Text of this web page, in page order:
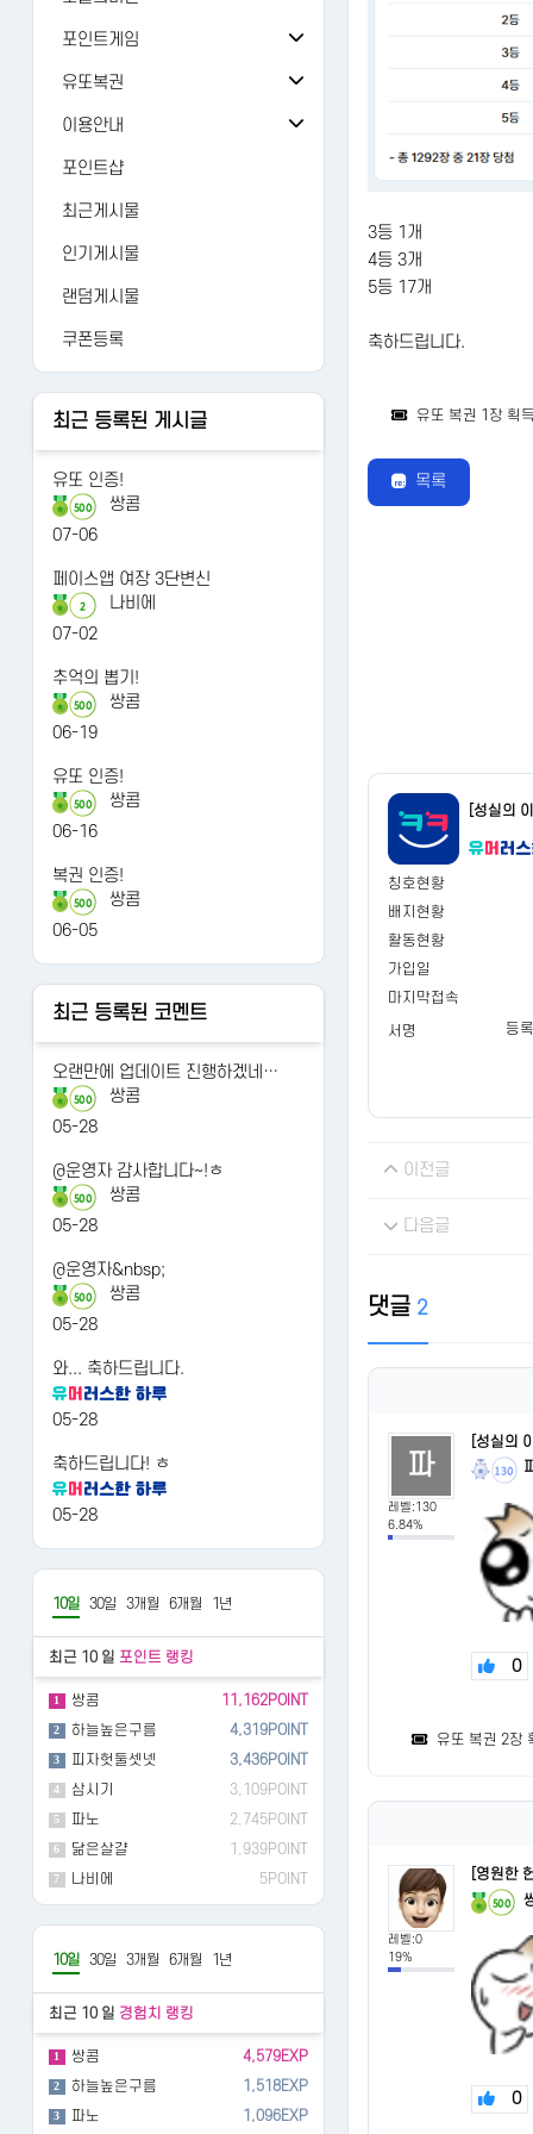
버그/건의
가입인사
자유게시판
유머
AI 갤러리
연예인
오늘의 출석
오늘의 미션
추억의 뽑기
오늘의 룰렛
오늘의 복권
오늘의 카트
오늘의 로또
포인트게임
검 강화
주사위
주사위ver-2
가위바위보
사다리홀짝
사다리게임
유또복권
유또복권
내 유또
당첨번호
수동등록
당첨조회
당첨분석
이용안내
FAQ
1:1문의
레벨정책
포인트정책
이용약관
개인정보처리방침
포인트샵
최근게시물
인기게시물
랜덤게시물
쿠폰등록
최근 등록된 게시글
유또 인증!
500
쌍콤
07-06
페이스앱 여장 3단변신
2
나비에
07-02
추억의 뽑기!
500
쌍콤
06-19
유또 인증!
500
쌍콤
06-16
복권 인증!
500
쌍콤
06-05
최근 등록된 코멘트
오랜만에 업데이트 진행하겠네…
500
쌍콤
05-28
@운영자 감사합니다~!ㅎ
500
쌍콤
05-28
@운영자&nbsp;
500
쌍콤
05-28
와... 축하드립니다.
05-28
축하드립니다! ㅎ
05-28
10일 30일 3개월 6개월 1년
최근 10 일 포인트 랭킹
1 쌍콤 11,162POINT
2 하늘높은구름 4,319POINT
3 피자헛둘셋넷 3,436POINT
4 삼시기 3,109POINT
5 파노 2,745POINT
6 닮은살걀 1,939POINT
7 나비에 5POINT
10일 30일 3개월 6개월 1년
최근 10 일 경험치 랭킹
1 쌍콤 4,579EXP
2 하늘높은구름 1,518EXP
3 파노 1,096EXP
3등 1개
4등 3개
5등 17개
축하드립니다.
유또 복권 1장 획
목록
[성실의
칭호현황
배지현황
활동현황
가입일
마지막접속
서명
등
이전글
다음글
댓글2
파
레벨:130
6.84%
[성실의
130
0
유또 복권 2장
레벨:0
19%
[영원한
500
0